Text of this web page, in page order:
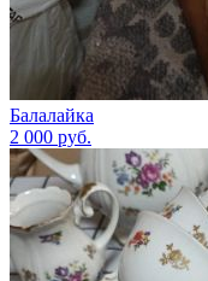
Балалайка
2 000 руб.